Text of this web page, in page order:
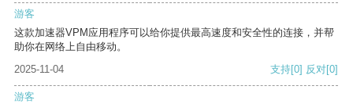
游客
这款加速器VPM应用程序可以给你提供最高速度和安全性的连接，并帮
助你在网络上自由移动。
2025-11-04
支持[0] 反对[0]
游客